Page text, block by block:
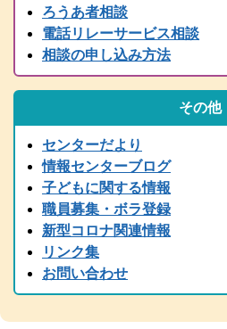
2024.03.01
2024（令和6）年度手話通訳者全国統
2025.02.07
令和７年度 難聴者向けの各種講座
年末年始は、１２/２９～１/３まで閉
2024.11.13
行政職員向け防災学習会リアルタイ
2024.11.05
2024(R6)年度 全国統一要約筆記者認
2024.08.22
中止のご案内「大矢暹氏 人生を語る
中止となりました。
ろうあ者相談
電話リレーサービス相談
相談の申し込み方法
その他
センターだより
情報センターブログ
子どもに関する情報
職員募集・ボラ登録
新型コロナ関連情報
リンク集
お問い合わせ